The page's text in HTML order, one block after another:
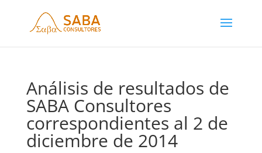
Análisis de resultados de
SABA Consultores
correspondientes al 2 de
diciembre de 2014